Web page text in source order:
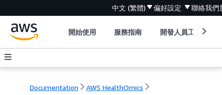
中文 (繁體) 偏好設定 聯絡我們
開始使用 服務指南 開發人員工具
Documentation AWS HealthOmics